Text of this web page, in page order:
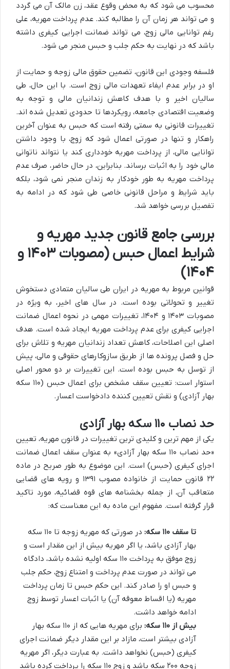
محسوب می شود که به محض وقوع عقد، زن مالک آن می گردد
و می تواند هر زمان آن را مطالبه کند. عدم پرداخت مهریه، علی
رغم توانایی مالی زوج، می تواند ضمانت اجرایی کیفری داشته
باشد که در نهایت به حکم جلب و حبس منجر می شود.
فلسفه وجودی این قانون، تضمین حقوق مالی زوجه و حمایت از
او در برابر عدم ایفاء تعهدات مالی زوج است. با این حال، طی
سالیان اخیر و با هدف کاهش زندانیان مالی و توجه به
وضعیت اقتصادی جامعه، رویکردها تا حدودی تعدیل شده اند.
تغییرات قانونی به سمتی رفته است که حبس به عنوان آخرین
راهکار و تنها در صورتی اعمال شود که زوج، با وجود داشتن
توانایی مالی، از پرداخت مهریه خودداری کند یا نتواند ناتوانی
مالی خود را به اثبات برساند. بنابراین، در حال حاضر، صرف عدم
پرداخت مهریه به طور خودکار به زندان منجر نمی شود، بلکه
باید شرایط و مراحل قانونی خاصی طی شود که در ادامه به
تفصیل بررسی خواهد شد.
بررسی جامع قانون جدید مهریه و
شرایط اعمال حبس (مصوبات ۱۴۰۳ و
۱۴۰۴)
قوانین مربوط به مهریه در ایران طی سالیان متمادی دستخوش
تغییر و تحولاتی بوده است. در سال های اخیر، به ویژه در
مصوبات ۱۴۰۳ و ۱۴۰۴، تغییرات مهمی در نحوه اعمال ضمانت
اجرایی کیفری برای عدم پرداخت مهریه ایجاد شده است. هدف
اصلی این اصلاحات، کاهش تعداد زندانیان مهریه و تلاش برای
حل و فصل پرونده ها از طریق سازوکارهای حقوقی و مالی، پیش
از توسل به حبس بوده است. این تغییرات بر دو محور اصلی
استوار است: تعیین سقف مشخص برای اعمال حبس (۱۱۰ سکه
بهار آزادی) و نقش تعیین کننده دادخواست اعسار.
حد نصاب ۱۱۰ سکه بهار آزادی
یکی از مهم ترین و کلیدی ترین تغییرات در قانون مهریه، تعیین
«حد نصاب ۱۱۰ سکه بهار آزادی» به عنوان سقف اعمال ضمانت
اجرای کیفری (حبس) است. این موضوع به طور صریح در ماده
۲۲ قانون حمایت از خانواده مصوب ۱۳۹۱ و رویه های قضایی
متعاقب آن، از جمله بخشنامه های قوه قضائیه، مورد تاکید
قرار گرفته است. مفهوم این ماده به این معناست که:
تا سقف ۱۱۰ سکه:
در صورتی که مهریه زوجه تا ۱۱۰ سکه
بهار آزادی باشد، یا اگر مهریه بیش از این مقدار است و
زوج موفق به پرداخت ۱۱۰ سکه اولیه نشده باشد، دادگاه
می تواند در صورت عدم پرداخت و امتناع زوج، حکم جلب
و حبس او را صادر کند. این حکم حبس تا زمان پرداخت
مهریه (یا اقساط معوقه آن) یا اثبات اعسار توسط زوج
ادامه خواهد داشت.
بیش از ۱۱۰ سکه:
برای مهریه هایی که از ۱۱۰ سکه بهار
آزادی بیشتر است، مازاد بر این مقدار دیگر ضمانت اجرای
کیفری (حبس) نخواهد داشت. به عبارت دیگر، اگر مهریه
زوجه ۲۰۰ سکه باشد و زوج ۱۱۰ سکه را پرداخت کرده باشد